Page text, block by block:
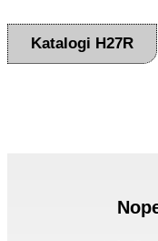
Katalogi H27R